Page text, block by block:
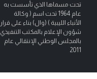
تحت مسماها الذي تأسست به
عام 1964 تحت اسم ( وكالة
الأنباء الليبية ) (وال) بناء على قرار
شؤون الإعلام بالمكتب التنفيذي
بالمجلس الوطني الإنتقالي عام
2011